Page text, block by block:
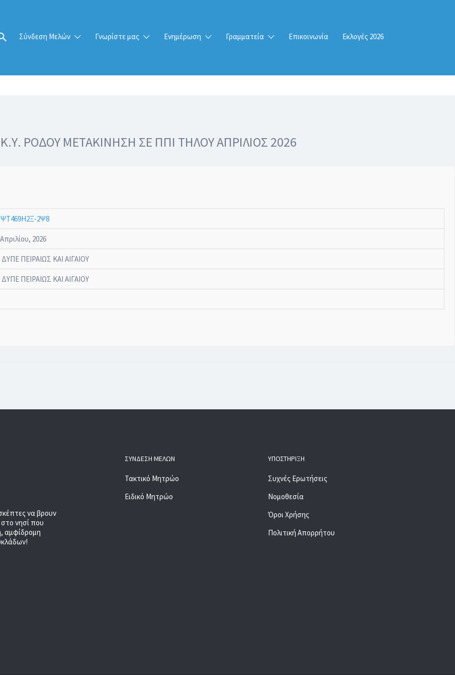
Σύνδεση Μελών Γνωρίστε μας Ενημέρωση Γραμματεία Επικοινωνία Εκλογές 2026
ΡΟΔΟΥ ΜΕΤΑΚΙΝΗΣΗ ΣΕ ΠΠΙ ΤΗΛΟΥ ΑΠΡΙΛΙΟΣ 2026
2Ψ8
2026
ΠΕΙΡΑΙΩΣ ΚΑΙ ΑΙΓΑΙΟΥ
ΠΕΙΡΑΙΩΣ ΚΑΙ ΑΙΓΑΙΟΥ
να βρουν
νησί που
αμφίδρομη
ΣΎΝΔΕΣΗ ΜΕΛΏΝ
Τακτικό Μητρώο
Ειδικό Μητρώο
ΥΠΟΣΤΉΡΙΞΗ
Συχνές Ερωτήσεις
Νομοθεσία
Όροι Χρήσης
Πολιτική Απορρήτου